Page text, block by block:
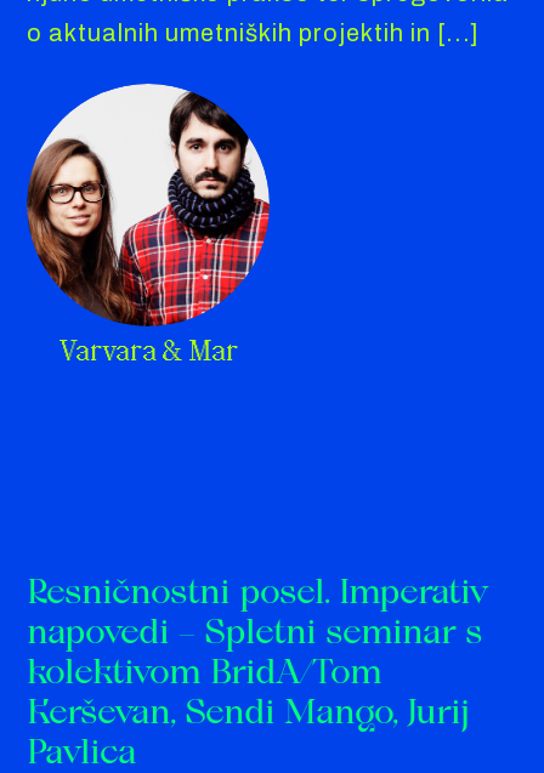
o aktualnih umetniških projektih in [...]
Varvara & Mar
Resničnostni posel. Imperativ
napovedi – Spletni seminar s
kolektivom BridA/Tom
Kerševan, Sendi Mango, Jurij
Pavlica